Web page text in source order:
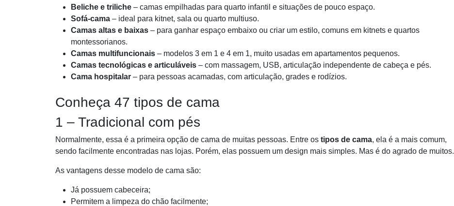
Beliche e triliche – camas empilhadas para quarto infantil e situações de pouco espaço.
Sofá-cama – ideal para kitnet, sala ou quarto multiuso.
Camas altas e baixas – para ganhar espaço embaixo ou criar um estilo, comuns em kitnets e quartos
montessorianos.
Camas multifuncionais – modelos 3 em 1 e 4 em 1, muito usadas em apartamentos pequenos.
Camas tecnológicas e articuláveis – com massagem, USB, articulação independente de cabeça e pés.
Cama hospitalar – para pessoas acamadas, com articulação, grades e rodízios.
Conheça 47 tipos de cama
1 – Tradicional com pés
Normalmente, essa é a primeira opção de cama de muitas pessoas. Entre os tipos de cama, ela é a mais comum,
sendo facilmente encontradas nas lojas. Porém, elas possuem um design mais simples. Mas é do agrado de muitos.
As vantagens desse modelo de cama são:
Já possuem cabeceira;
Permitem a limpeza do chão facilmente;